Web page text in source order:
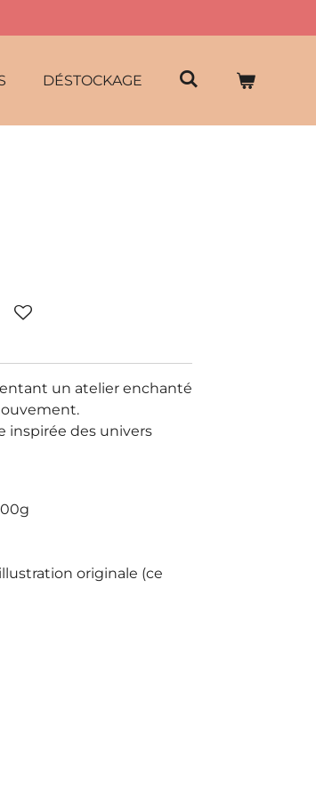
DÉSTOCKAGE
un atelier enchanté
inspirée des univers
originale (ce